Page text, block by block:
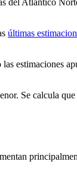
últimas
estimaciones
Se calcula